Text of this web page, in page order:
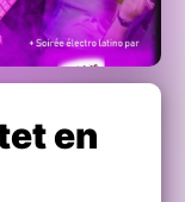
en